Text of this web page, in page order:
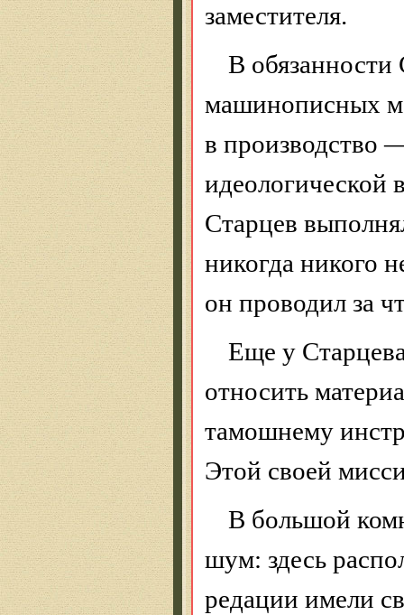
заместителя.
В обязанности
машинописных
в производство
идеологической
Старцев
никогда никого
он проводил за
Еще у
относить
тамошнему
Этой своей
В большой
шум: здесь
редации имели